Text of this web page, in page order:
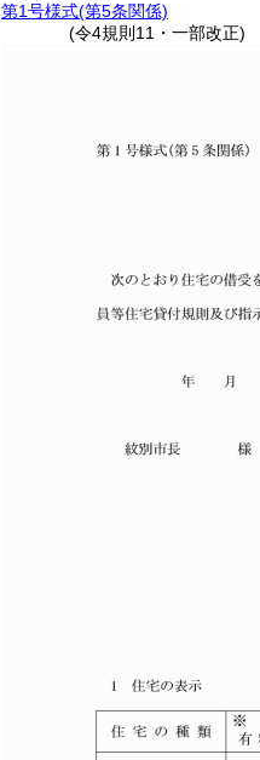
第1号様式(第5条関係)
(令4規則11・一部改正)